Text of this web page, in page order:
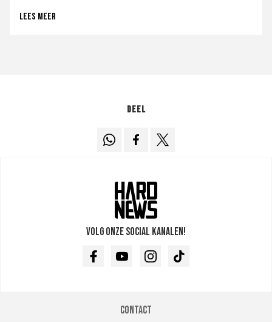
Lees meer
Deel
Volg onze social kanalen!
FacebookYoutubeInstagramTikTok
Contact